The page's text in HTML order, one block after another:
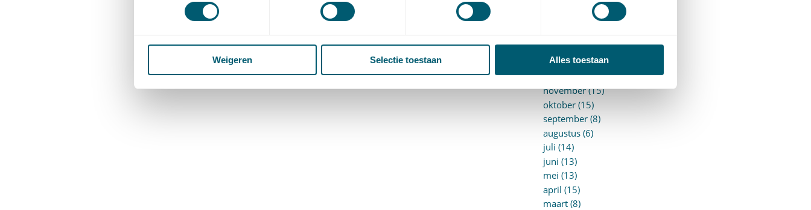
Weigeren Selectie toestaan Alles toestaan
2025 (153)
december (15)
november (15)
oktober (15)
september (8)
augustus (6)
juli (14)
juni (13)
mei (13)
april (15)
maart (8)